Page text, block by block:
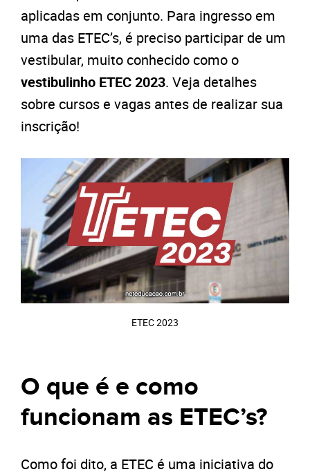
aplicadas em conjunto. Para ingresso em
uma das ETEC’s, é preciso participar de um
vestibular, muito conhecido como o
vestibulinho ETEC 2023. Veja detalhes
sobre cursos e vagas antes de realizar sua
inscrição!
ETEC 2023
O que é e como
funcionam as ETEC’s?
Como foi dito, a ETEC é uma iniciativa do